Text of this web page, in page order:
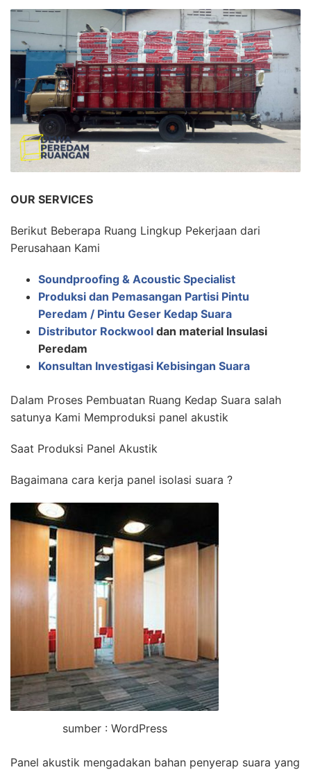
OUR SERVICES
Berikut Beberapa Ruang Lingkup Pekerjaan dari
Perusahaan Kami
Soundproofing & Acoustic Specialist
Produksi dan Pemasangan Partisi Pintu
Peredam / Pintu Geser Kedap Suara
Distributor Rockwool dan material Insulasi
Peredam
Konsultan Investigasi Kebisingan Suara
Dalam Proses Pembuatan Ruang Kedap Suara salah
satunya Kami Memproduksi panel akustik
Saat Produksi Panel Akustik
Bagaimana cara kerja panel isolasi suara ?
sumber : WordPress
Panel akustik mengadakan bahan penyerap suara yang